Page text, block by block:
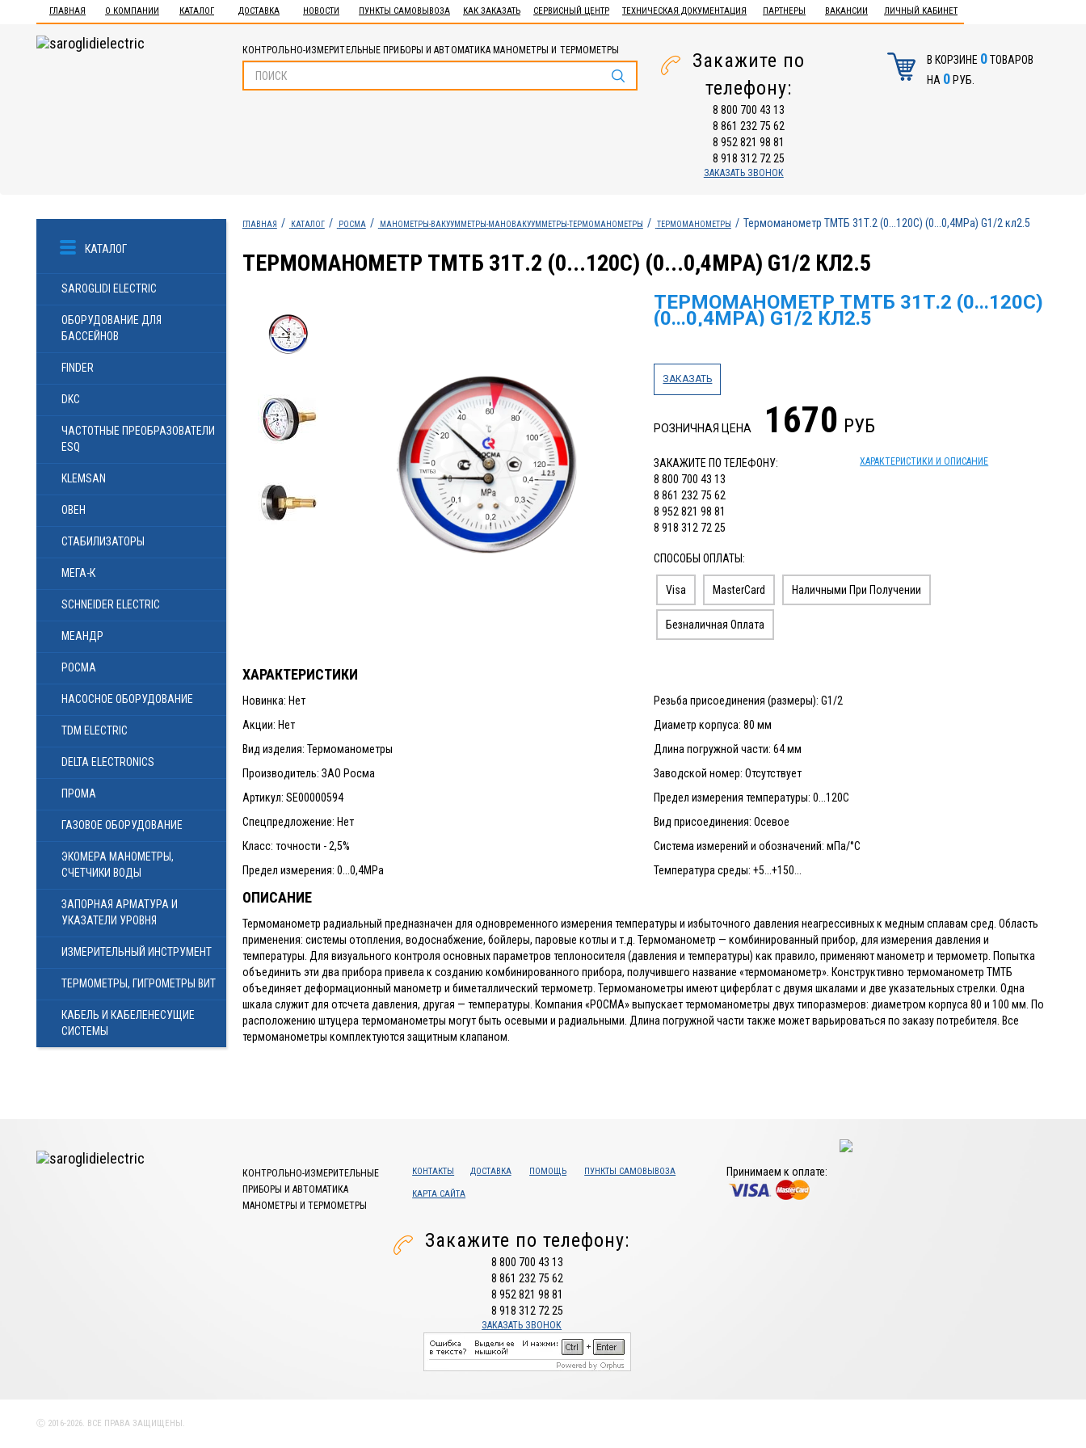
ГЛАВНАЯ О КОМПАНИИ КАТАЛОГ ДОСТАВКА НОВОСТИ ПУНКТЫ САМОВЫВОЗА КАК ЗАКАЗАТЬ СЕРВИСНЫЙ ЦЕНТР ТЕХНИЧЕСКАЯ ДОКУМЕНТАЦИЯ ПАРТНЕРЫ ВАКАНСИИ ЛИЧНЫЙ КАБИНЕТ
КОНТРОЛЬНО-ИЗМЕРИТЕЛЬНЫЕ ПРИБОРЫ И АВТОМАТИКА МАНОМЕТРЫ И ТЕРМОМЕТРЫ
Закажите по
телефону:
8 800 700 43 13
8 861 232 75 62
8 952 821 98 81
8 918 312 72 25
ЗАКАЗАТЬ ЗВОНОК
В КОРЗИНЕ 0ТОВАРОВ
НА 0РУБ.
КАТАЛОГ
SAROGLIDI ELECTRIC
ОБОРУДОВАНИЕ ДЛЯ
БАССЕЙНОВ
FINDER
DKC
ЧАСТОТНЫЕ ПРЕОБРАЗОВАТЕЛИ
ESQ
KLEMSAN
ОВЕН
СТАБИЛИЗАТОРЫ
МЕГА-К
SCHNEIDER ELECTRIC
МЕАНДР
РОСМА
НАСОСНОЕ ОБОРУДОВАНИЕ
TDM ELECTRIC
DELTA ELECTRONICS
ПРОМА
ГАЗОВОЕ ОБОРУДОВАНИЕ
ЭКОМЕРА МАНОМЕТРЫ,
СЧЕТЧИКИ ВОДЫ
ЗАПОРНАЯ АРМАТУРА И
УКАЗАТЕЛИ УРОВНЯ
ИЗМЕРИТЕЛЬНЫЙ ИНСТРУМЕНТ
ТЕРМОМЕТРЫ, ГИГРОМЕТРЫ ВИТ
КАБЕЛЬ И КАБЕЛЕНЕСУЩИЕ
СИСТЕМЫ
ГЛАВНАЯ КАТАЛОГ РОСМА МАНОМЕТРЫ-ВАКУУММЕТРЫ-МАНОВАКУУММЕТРЫ-ТЕРМОМАНОМЕТРЫ ТЕРМОМАНОМЕТРЫ Термоманометр ТМТБ 31Т.2 (0...120С) (0...0,4МPа) G1/2 кл2.5
ТЕРМОМАНОМЕТР ТМТБ 31Т.2 (0...120С) (0...0,4МPА) G1/2 КЛ2.5
ТЕРМОМАНОМЕТР ТМТБ 31Т.2 (0...120С)
(0...0,4МPА) G1/2 КЛ2.5
ЗАКАЗАТЬ
РОЗНИЧНАЯ ЦЕНА 1670 РУБ
ЗАКАЖИТЕ ПО ТЕЛЕФОНУ:
8 800 700 43 13
8 861 232 75 62
8 952 821 98 81
8 918 312 72 25
ХАРАКТЕРИСТИКИ И ОПИСАНИЕ
СПОСОБЫ ОПЛАТЫ:
Visa MasterCard Наличными При Получении
Безналичная Оплата
ХАРАКТЕРИСТИКИ
Новинка: Нет
Акции: Нет
Вид изделия: Термоманометры
Производитель: ЗАО Росма
Артикул: SE00000594
Спецпредложение: Нет
Класс: точности - 2,5%
Предел измерения: 0...0,4MPa
Резьба присоединения (размеры): G1/2
Диаметр корпуса: 80 мм
Длина погружной части: 64 мм
Заводской номер: Отсутствует
Предел измерения температуры: 0...120С
Вид присоединения: Осевое
Система измерений и обозначений: мПа/°C
Температура среды: +5...+150...
ОПИСАНИЕ
Термоманометр радиальный предназначен для одновременного измерения температуры и избыточного давления неагрессивных к медным сплавам сред. Область
применения: системы отопления, водоснабжение, бойлеры, паровые котлы и т.д. Термоманометр — комбинированный прибор, для измерения давления и
температуры. Для визуального контроля основных параметров теплоносителя (давления и температуры) как правило, применяют манометр и термометр. Попытка
объединить эти два прибора привела к созданию комбинированного прибора, получившего название «термоманометр». Конструктивно термоманометр ТМТБ
объединяет деформационный манометр и биметаллический термометр. Термоманометры имеют циферблат с двумя шкалами и две указательных стрелки. Одна
шкала служит для отсчета давления, другая — температуры. Компания «РОСМА» выпускает термоманометры двух типоразмеров: диаметром корпуса 80 и 100 мм. По
расположению штуцера термоманометры могут быть осевыми и радиальными. Длина погружной части также может варьироваться по заказу потребителя. Все
термоманометры комплектуются защитным клапаном.
КОНТРОЛЬНО-ИЗМЕРИТЕЛЬНЫЕ
ПРИБОРЫ И АВТОМАТИКА
МАНОМЕТРЫ И ТЕРМОМЕТРЫ
КОНТАКТЫ ДОСТАВКА ПОМОЩЬ ПУНКТЫ САМОВЫВОЗА
КАРТА САЙТА
Закажите по телефону:
8 800 700 43 13
8 861 232 75 62
8 952 821 98 81
8 918 312 72 25
ЗАКАЗАТЬ ЗВОНОК
Принимаем к оплате:
Ⓒ 2016-2026. ВСЕ ПРАВА ЗАЩИЩЕНЫ.